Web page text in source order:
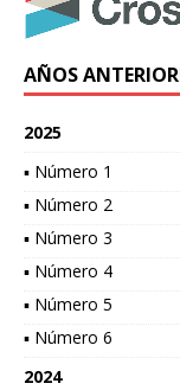
AÑOS
2025
▪ Número 1
▪ Número 2
▪ Número 3
▪ Número 4
▪ Número 5
▪ Número 6
2024